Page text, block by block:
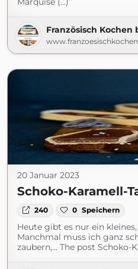
Französisch Kochen
20 Januar 2023
Schoko-Karamell-
240 0 Speichern
Heute gibt es nur ein
Manchmal muss ich ganz
zaubern,... The post Schoko-